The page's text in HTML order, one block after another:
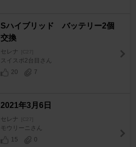
Sハイブリッド バッテリー2個
交換
セレナ [C27]
スイスポ2台目さん
20
7
2021年3月6日
セレナ [C27]
モウリーニさん
15
0